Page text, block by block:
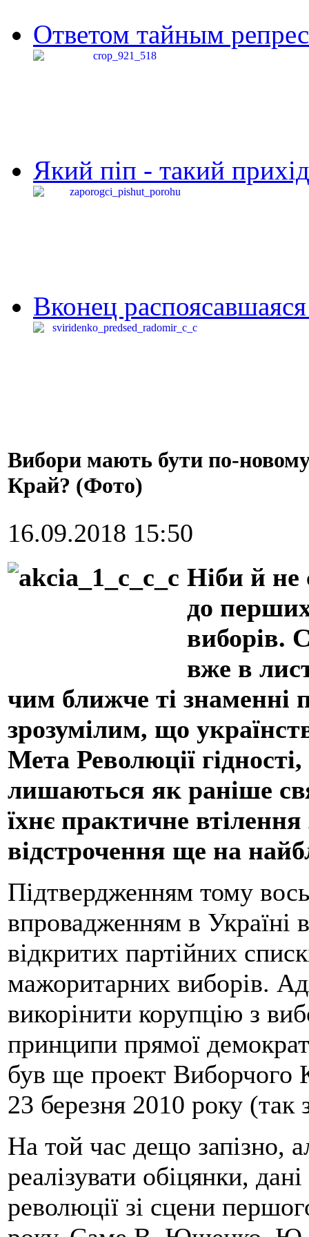
Ответом тайным
Який піп - такий
Вконец
Вибори мають бути по-
Край? (Фото)
16.09.2018 15:50
Ніби й не
до
виборів.
вже в
чим ближче ті знаменні
зрозумілим, що
Мета Революції
лишаються як раніше
їхнє практичне втілення
відстрочення ще на
Підтвердженням тому
впровадженням в Україні
відкритих партійних
мажоритарних виборів.
викорінити корупцію з
принципи прямої
був ще проект Виборчого
23 березня 2010 року
На той час дещо запізно,
реалізувати обіцянки,
революції зі сцени